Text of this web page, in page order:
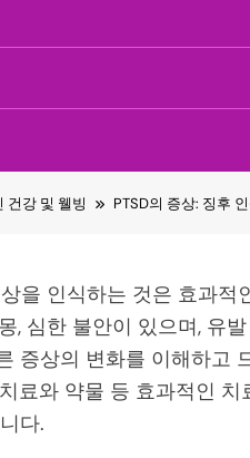
건강 및 웰빙 PTSD의 증상: 징후
상을 인식하는 것은 효과
, 심한 불안이 있으며, 유
증상의 변화를 이해하고
료와 약물 등 효과적인
다.